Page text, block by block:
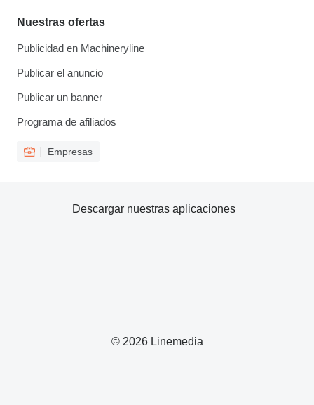
Nuestras ofertas
Publicidad en Machineryline
Publicar el anuncio
Publicar un banner
Programa de afiliados
Empresas
© 2026 Linemedia
Descargar nuestras aplicaciones